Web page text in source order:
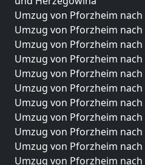
Umzug von Pforzheim
Umzug von Pforzheim
Umzug von Pforzheim nach
Umzug von Pforzheim
Umzug von Pforzheim nach
Umzug von Pforzheim nach
Umzug von Pforzheim
Umzug von Pforzheim
Umzug von Pforzheim
Umzug von Pforzheim
Umzug von Pforzheim